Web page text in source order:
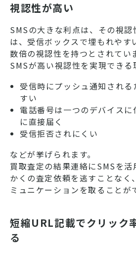
視認性が高い
SMSの大きな利点は、その視認
は、受信ボックスで埋もれやす
数倍の視認性を持つとされてい
SMSが高い視認性を実現できる
受信時にプッシュ通知され
すい
電話番号は一つのデバイス
に直接届く
受信拒否されにくい
などが挙げられます。
買取査定の結果連絡にSMSを活
かくの査定依頼を逃すことなく
ミュニケーションを取ることが
短縮URL記載でクリック
る